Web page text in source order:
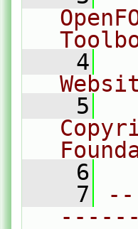
    4
    5
    6
    7